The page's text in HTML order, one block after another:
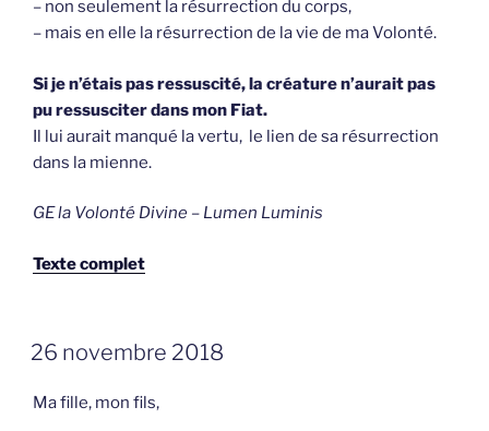
– non seulement la résurrection du corps,
– mais en elle la résurrection de la vie de ma Volonté.
Si je n’étais pas ressuscité, la créature n’aurait pas
pu ressusciter dans mon Fiat.
Il lui aurait manqué la vertu, le lien de sa résurrection
dans la mienne.
GE la Volonté Divine – Lumen Luminis
Texte complet
GEPLAATST
OP
26 novembre 2018
Ma fille, mon fils,